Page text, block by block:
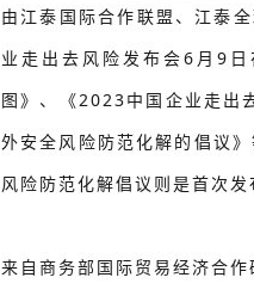
由江泰国际合作联盟、江泰
业走出去风险发布会6月9
图》、《2023中国企业走出
外安全风险防范化解的倡议
风险防范化解倡议则是首次发
来自商务部国际贸易经济合